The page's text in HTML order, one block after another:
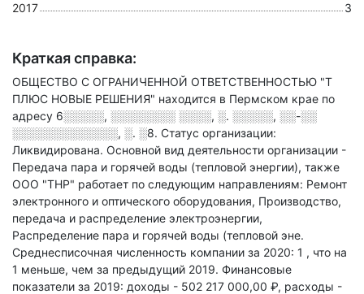
2017
3
Краткая справка:
ОБЩЕСТВО С ОГРАНИЧЕННОЙ ОТВЕТСТВЕННОСТЬЮ "Т
ПЛЮС НОВЫЕ РЕШЕНИЯ" находится в Пермском крае по
адресу 6░░░░░, ░░░░░░░░ ░░░░, ░. ░░░░░, ░░-░░
░░░░░░░░░░░░░, ░. ░8. Статус организации:
Ликвидирована. Основной вид деятельности организации -
Передача пара и горячей воды (тепловой энергии), также
ООО "ТНР" работает по следующим направлениям: Ремонт
электронного и оптического оборудования, Производство,
передача и распределение электроэнергии,
Распределение пара и горячей воды (тепловой эне.
Среднесписочная численность компании за 2020: 1 , что на
1 меньше, чем за предыдущий 2019. Финансовые
показатели за 2019: доходы - 502 217 000,00 ₽, расходы -